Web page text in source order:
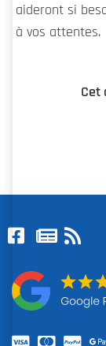
aideront si
à vos attentes.
Cet